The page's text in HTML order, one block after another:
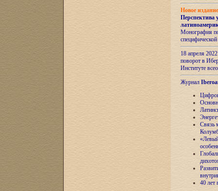
Новое
Перспектива
Монография
18 апреля
поворот в
Институте
Журнал
Связь
40 лет